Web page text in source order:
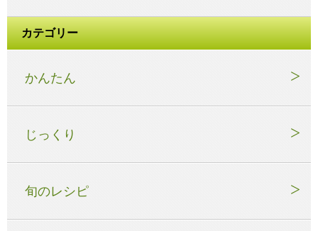
カテゴリー
かんたん
じっくり
旬のレシピ